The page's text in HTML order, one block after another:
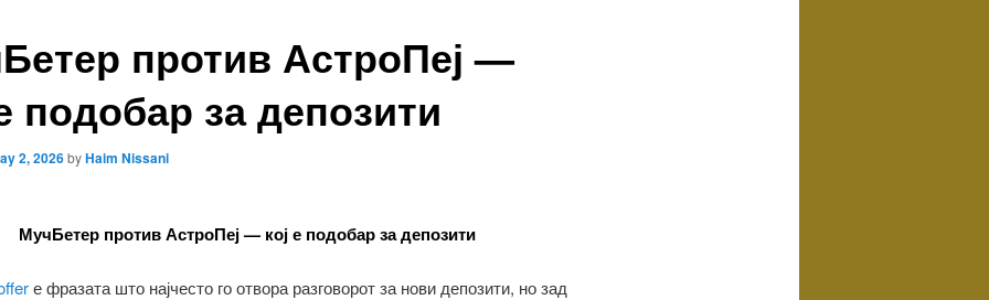
против АстроПеј —
подобар за депозити
2, 2026byHaim Nissani
МучБетер против АстроПеј — кој е подобар за депозити
е фразата што најчесто го отвора разговорот за нови депозити, но зад